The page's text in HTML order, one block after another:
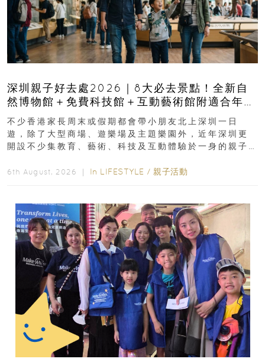
深圳親子好去處2026｜8大必去景點！全新自
然博物館＋免費科技館＋互動藝術館附適合年
齡、交通、門票、開放時間
不少香港家長周末或假期都會帶小朋友北上深圳一日
遊，除了大型商場、遊樂場及主題樂園外，近年深圳更
開設不少集教育、藝術、科技及互動體驗於一身的親子
6th August, 2026 ｜ In LIFESTYLE / 親子活動